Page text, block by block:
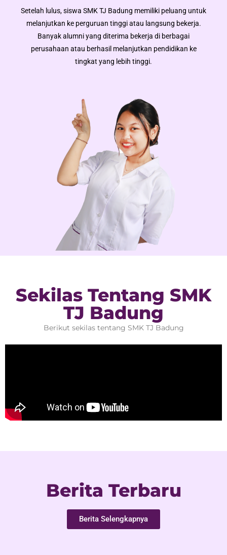
Setelah lulus, siswa SMK TJ Badung memiliki peluang untuk
melanjutkan ke perguruan tinggi atau langsung bekerja.
Banyak alumni yang diterima bekerja di berbagai
perusahaan atau berhasil melanjutkan pendidikan ke
tingkat yang lebih tinggi.
Sekilas Tentang SMK
TJ Badung
Berikut sekilas tentang SMK TJ Badung
Berita Terbaru
Berita Selengkapnya